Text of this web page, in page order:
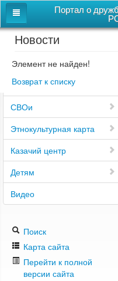
Портал о
Главная
Дом дружбы народов
Новости
СВОи
Этнокультурная карта
Казачий центр
Детям
Видео
Поиск
Карта сайта
Перейти к полной
версии сайта
Новости
Элемент не найден!
Возврат к списку